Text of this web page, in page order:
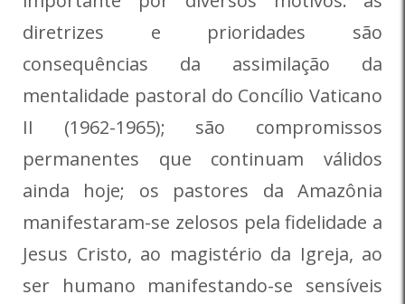
diretrizes e prioridades são
consequências da assimilação da
mentalidade pastoral do Concílio Vaticano
II (1962-1965); são compromissos
permanentes que continuam válidos
ainda hoje; os pastores da Amazônia
manifestaram-se zelosos pela fidelidade a
Jesus Cristo, ao magistério da Igreja, ao
ser humano manifestando-se sensíveis